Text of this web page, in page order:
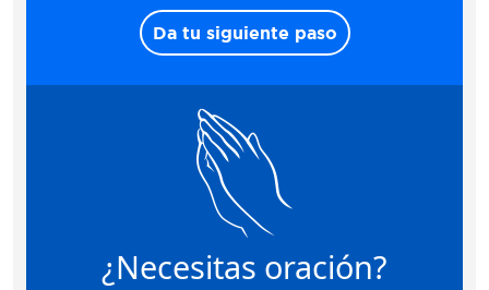
Da tu siguiente paso
¿Necesitas oración?